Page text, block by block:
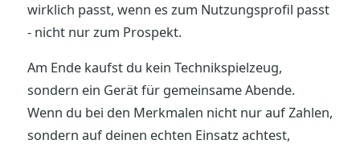
wirklich passt, wenn es zum Nutzungsprofil passt
- nicht nur zum Prospekt.
Am Ende kaufst du kein Technikspielzeug,
sondern ein Gerät für gemeinsame Abende.
Wenn du bei den Merkmalen nicht nur auf Zahlen,
sondern auf deinen echten Einsatz achtest,